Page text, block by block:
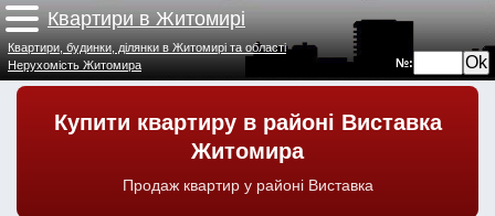
Квартири в Житомирі
№:
Квартири, будинки, ділянки в Житомирі та області
Нерухомість Житомира
Купити квартиру в районі Виставка
Житомира
Продаж квартир у районі Виставка